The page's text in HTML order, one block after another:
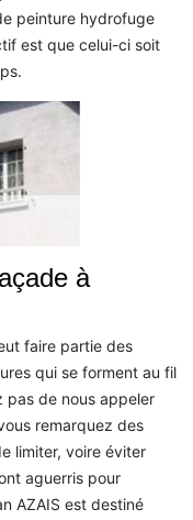
peinture hydrofuge
est que celui-ci soit
à
faire partie des
qui se forment au fil
pas de nous appeler
remarquez des
limiter, voire éviter
aguerris pour
AZAIS est destiné